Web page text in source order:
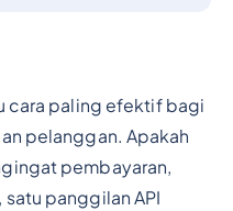
cara paling efektif bagi
pelanggan. Apakah
pembayaran,
, satu panggilan API